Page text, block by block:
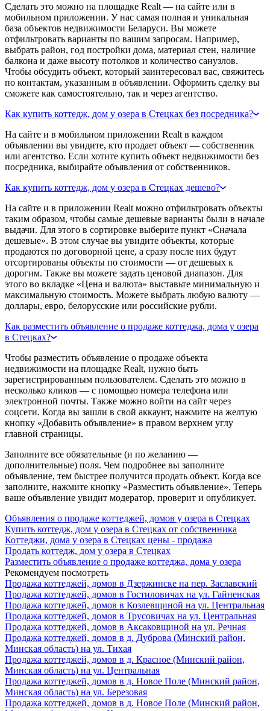
Сделать это можно на площадке Realt — на сайте или в
мобильном приложении. У нас самая полная и уникальная
база объектов недвижимости Беларуси. Вы можете
отфильтровать варианты по вашим запросам. Например,
выбрать район, год постройки дома, материал стен, наличие
балкона и даже высоту потолков и количество санузлов.
Чтобы обсудить объект, который заинтересовал вас, свяжитесь
по контактам, указанным в объявлении. Оформить сделку вы
сможете как самостоятельно, так и через агентство.
Как купить коттедж, дом у озера в Стецках без посредника?
На сайте и в мобильном приложении Realt в каждом
объявлении вы увидите, кто продает объект — собственник
или агентство. Если хотите купить объект недвижимости без
посредника, выбирайте объявления от собственников.
Как купить коттедж, дом у озера в Стецках дешево?
На сайте и в приложении Realt можно отфильтровать объекты
таким образом, чтобы самые дешевые варианты были в начале
выдачи. Для этого в сортировке выберите пункт «Сначала
дешевые». В этом случае вы увидите объекты, которые
продаются по договорной цене, а сразу после них будут
отсортированы объекты по стоимости — от дешевых к
дорогим. Также вы можете задать ценовой диапазон. Для
этого во вкладке «Цена и валюта» выставьте минимальную и
максимальную стоимость. Можете выбрать любую валюту —
доллары, евро, белорусские или российские рубли.
Как разместить объявление о продаже коттеджа, дома у озера
в Стецках?
Чтобы разместить объявление о продаже объекта
недвижимости на площадке Realt, нужно быть
зарегистрированным пользователем. Сделать это можно в
несколько кликов — с помощью номера телефона или
электронной почты. Также можно войти на сайт через
соцсети. Когда вы зашли в свой аккаунт, нажмите на желтую
кнопку «Добавить объявление» в правом верхнем углу
главной страницы.
Заполните все обязательные (и по желанию —
дополнительные) поля. Чем подробнее вы заполните
объявление, тем быстрее получится продать объект. Когда все
заполните, нажмите кнопку «Разместить объявление». Теперь
ваше объявление увидит модератор, проверит и опубликует.
Объявления о продаже коттеджей, домов у озера в Стецках
Купить коттедж, дом у озера в Стецках от собственника
Коттеджи, дома у озера в Стецках цены - продажа
Продать коттедж, дом у озера в Стецках
Разместить объявление о продаже коттеджа, дома у озера
Рекомендуем посмотреть
Продажа коттеджей, домов в Дзержинске на пер. Заславский
Продажа коттеджей, домов в Гостиловичах на ул. Гайненская
Продажа коттеджей, домов в Козлевщиной на ул. Центральная
Продажа коттеджей, домов в Трусовичах на ул. Центральная
Продажа коттеджей, домов в Аксаковщиной на ул. Речная
Продажа коттеджей, домов в д. Дуброва (Минский район,
Минская область) на ул. Тихая
Продажа коттеджей, домов в д. Красное (Минский район,
Минская область) на ул. Центральная
Продажа коттеджей, домов в д. Новое Поле (Минский район,
Минская область) на ул. Березовая
Продажа коттеджей, домов в д. Новое Поле (Минский район,